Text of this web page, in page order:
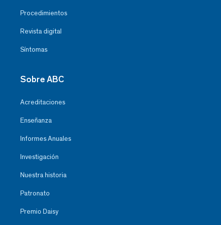
Procedimientos
Revista digital
Síntomas
Sobre ABC
Acreditaciones
Enseñanza
Informes Anuales
Investigación
Nuestra historia
Patronato
Premio Daisy